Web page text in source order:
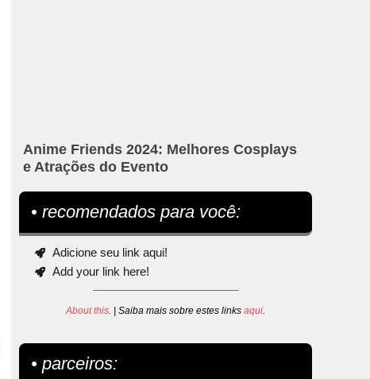
Anime Friends 2024: Melhores Cosplays
e Atrações do Evento
• recomendados para você:
Adicione seu link aqui!
Add your link here!
About this. | Saiba mais sobre estes linksaqui.
• parceiros: